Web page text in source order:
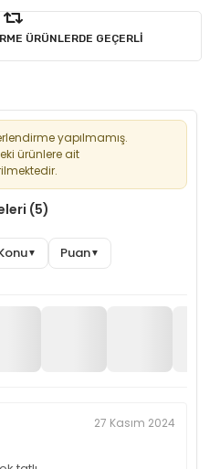
ÜRÜNLERDE GEÇERLİ
yapılmamış.
ürünlere ait
(5)
▼ Puan▼
27 Kasım 2024